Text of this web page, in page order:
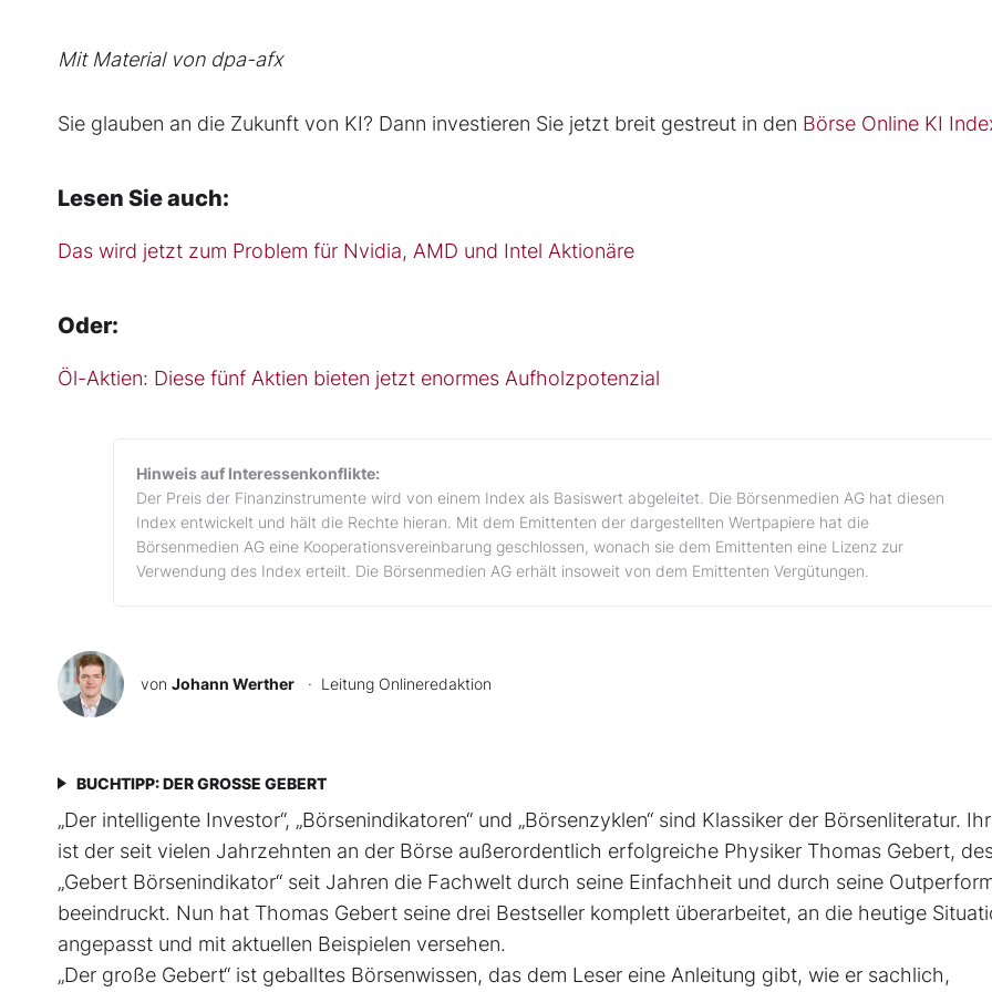
Mit Material von dpa-afx
Sie glauben an die Zukunft von KI? Dann investieren Sie jetzt breit gestreut in den Börse Online KI
Lesen Sie auch:
Das wird jetzt zum Problem für Nvidia, AMD und Intel Aktionäre
Oder:
Öl-Aktien: Diese fünf Aktien bieten jetzt enormes Aufholzpotenzial
Hinweis auf Interessenkonflikte:
Der Preis der Finanzinstrumente wird von einem Index als Basiswert abgeleitet. Die Börsenmedien AG hat diesen
Index entwickelt und hält die Rechte hieran. Mit dem Emittenten der dargestellten Wertpapiere hat die
Börsenmedien AG eine Kooperationsvereinbarung geschlossen, wonach sie dem Emittenten eine Lizenz zur
Verwendung des Index erteilt. Die Börsenmedien AG erhält insoweit von dem Emittenten Vergütungen.
von Johann Werther · Leitung Onlineredaktion
BUCHTIPP: DER GROSSE GEBERT
„Der intelligente Investor“, „Börsenindikatoren“ und „Börsenzyklen“ sind Klassiker der Börsen­literatur.
ist der seit vielen Jahrzehnten an der Börse außerordentlich erfolgreiche Physiker Thomas Gebert,
„Gebert Börsenindikator“ seit Jahren die Fachwelt durch seine Einfachheit und durch seine
beeindruckt. Nun hat Thomas Gebert seine drei Best­seller komplett überarbeitet, an die heutige
angepasst und mit aktuellen Beispielen ver­sehen.
„Der große Gebert“ ist geballtes Börsenwissen, das dem Leser eine Anleitung gibt, wie er sachlich,